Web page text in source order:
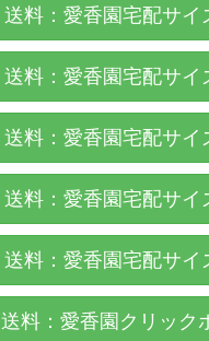
送料：愛香園宅配サイ
送料：愛香園宅配サイ
送料：愛香園宅配サイ
送料：愛香園宅配サイ
送料：愛香園宅配サイ
送料：愛香園クリック